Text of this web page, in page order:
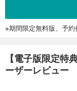
※期間限定無料版、予
【電子版限定
ーザーレビュー